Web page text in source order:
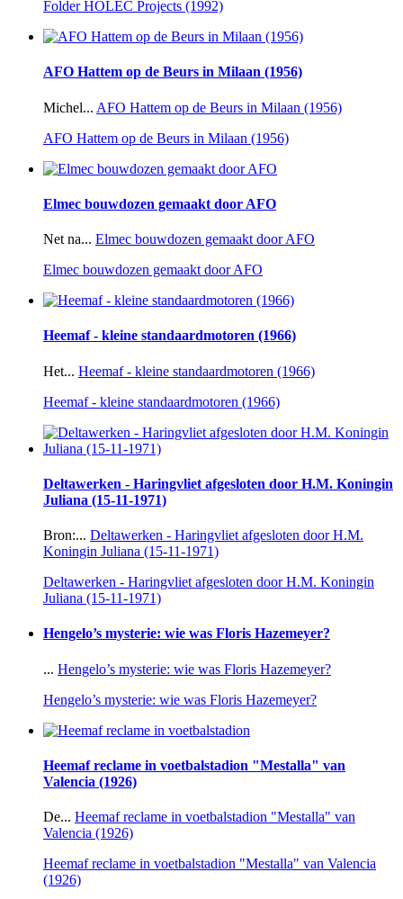
Folder HOLEC Projects (1992)
AFO Hattem op de Beurs in Milaan (1956)
Michel... AFO Hattem op de Beurs in Milaan (1956)
AFO Hattem op de Beurs in Milaan (1956)
Elmec bouwdozen gemaakt door AFO
Net na... Elmec bouwdozen gemaakt door AFO
Elmec bouwdozen gemaakt door AFO
Heemaf - kleine standaardmotoren (1966)
Het... Heemaf - kleine standaardmotoren (1966)
Heemaf - kleine standaardmotoren (1966)
Deltawerken - Haringvliet afgesloten door H.M. Koningin
Juliana (15-11-1971)
Bron:... Deltawerken - Haringvliet afgesloten door H.M.
Koningin Juliana (15-11-1971)
Deltawerken - Haringvliet afgesloten door H.M. Koningin
Juliana (15-11-1971)
Hengelo’s mysterie: wie was Floris Hazemeyer?
... Hengelo’s mysterie: wie was Floris Hazemeyer?
Hengelo’s mysterie: wie was Floris Hazemeyer?
Heemaf reclame in voetbalstadion "Mestalla" van
Valencia (1926)
De... Heemaf reclame in voetbalstadion "Mestalla" van
Valencia (1926)
Heemaf reclame in voetbalstadion "Mestalla" van Valencia
(1926)